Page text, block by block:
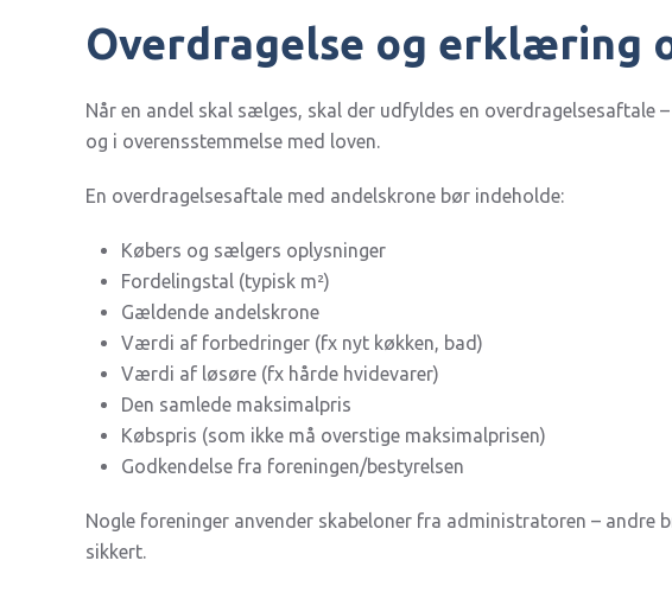
Overdragelse og erklæring
Når en andel skal sælges, skal der udfyldes en
og i overensstemmelse med loven.
En overdragelsesaftale med andelskrone bør indeholde:
Købers og sælgers oplysninger
Fordelingstal (typisk m²)
Gældende andelskrone
Værdi af forbedringer (fx nyt køkken, bad)
Værdi af løsøre (fx hårde hvidevarer)
Den samlede maksimalpris
Købspris (som ikke må overstige maksimalprisen)
Godkendelse fra foreningen/bestyrelsen
Nogle foreninger anvender skabeloner fra administratoren – andre
sikkert.